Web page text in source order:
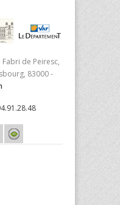
de Peiresc,
83000 -